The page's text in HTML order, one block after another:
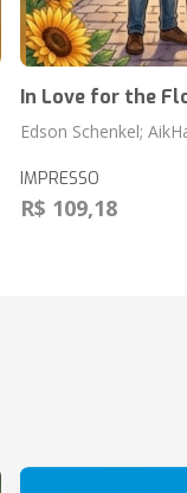
In Love for the
Edson Schenkel;
IMPRESSO
R$ 109,18